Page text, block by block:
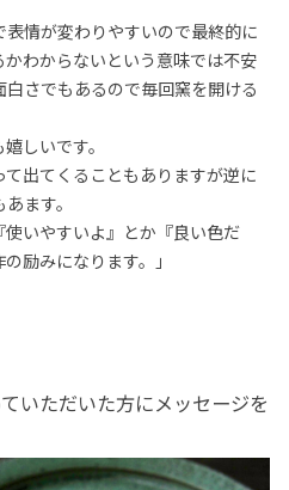
情が変わりやすいので最終的に
わからないという意味では不安
さでもあるので毎回窯を開ける
しいです。
出てくることもありますが逆に
ます。
いやすいよ』とか『良い色だ
励みになります。」
いただいた方にメッセージを